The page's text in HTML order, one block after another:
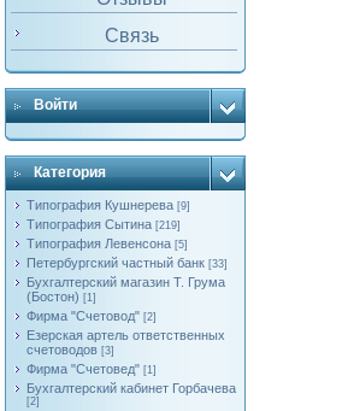
Связь
Войти
Категория
Типография Кушнерева [9]
Типография Сытина [219]
Типография Левенсона [5]
Петербургский частный банк [33]
Бухгалтерский магазин Т. Грума
(Бостон) [1]
Фирма "Счетовод" [2]
Езерская артель ответственных
счетоводов [3]
Фирма "Счетовед" [1]
Бухгалтерский кабинет Горбачева
[2]